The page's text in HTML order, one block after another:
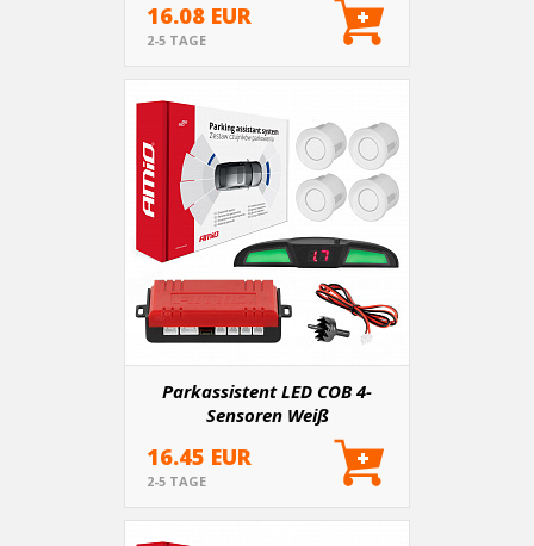
16.08 EUR
2-5 TAGE
Parkassistent LED COB 4-
Sensoren Weiß
16.45 EUR
2-5 TAGE